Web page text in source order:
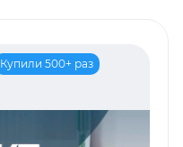
Купили 500+ раз